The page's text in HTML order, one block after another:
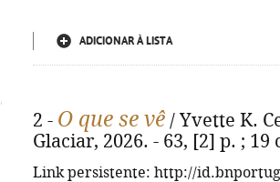
ADICIONAR À LISTA
2 - O que se vê / Yvette K.
Glaciar, 2026. - 63, [2] p. ; 19
Link persistente: http://